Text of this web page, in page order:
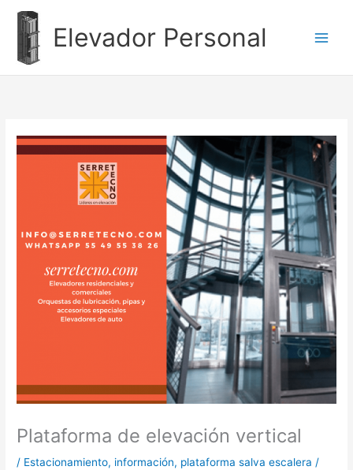
contenido
Elevador Personal
Plataforma de elevación vertical
/ Estacionamiento, información, plataforma salva escalera /